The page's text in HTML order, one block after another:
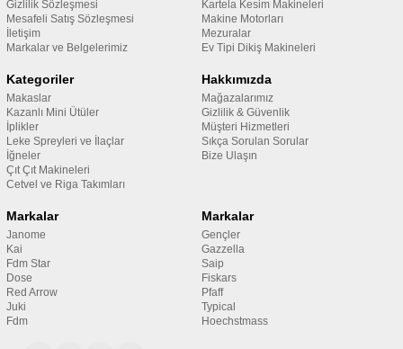
Gizlilik Sözleşmesi
Mesafeli Satış Sözleşmesi
İletişim
Markalar ve Belgelerimiz
Kartela Kesim Makineleri
Makine Motorları
Mezuralar
Ev Tipi Dikiş Makineleri
Kategoriler
Makaslar
Kazanlı Mini Ütüler
İplikler
Leke Spreyleri ve İlaçlar
İğneler
Çıt Çıt Makineleri
Cetvel ve Riga Takımları
Hakkımızda
Mağazalarımız
Gizlilik & Güvenlik
Müşteri Hizmetleri
Sıkça Sorulan Sorular
Bize Ulaşın
Markalar
Janome
Kai
Fdm Star
Dose
Red Arrow
Juki
Fdm
Markalar
Gençler
Gazzella
Saip
Fiskars
Pfaff
Typical
Hoechstmass